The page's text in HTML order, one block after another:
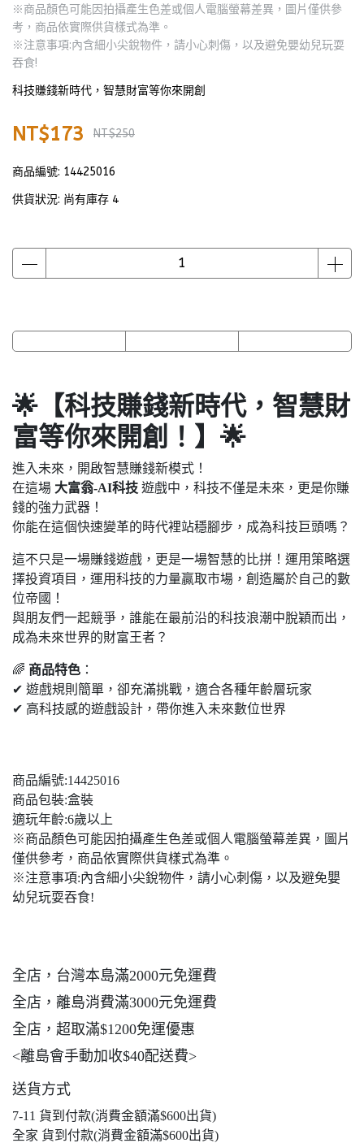
※商品顏色可能因拍攝產生色差或個人電腦螢幕差異，圖片僅供參
考，商品依實際供貨樣式為準。
※注意事項:內含細小尖銳物件，請小心刺傷，以及避免嬰幼兒玩耍
吞食!
科技賺錢新時代，智慧財富等你來開創
NT$173 NT$250
商品編號: 14425016
供貨狀況: 尚有庫存 4
🌟【科技賺錢新時代，智慧財
富等你來開創！】🌟
進入未來，開啟智慧賺錢新模式！
在這場 大富翁-AI科技 遊戲中，科技不僅是未來，更是你賺
錢的強力武器！
你能在這個快速變革的時代裡站穩腳步，成為科技巨頭嗎？
這不只是一場賺錢遊戲，更是一場智慧的比拼！運用策略選
擇投資項目，運用科技的力量贏取市場，創造屬於自己的數
位帝國！
與朋友們一起競爭，誰能在最前沿的科技浪潮中脫穎而出，
成為未來世界的財富王者？
🌈 商品特色 ：
✔ 遊戲規則簡單，卻充滿挑戰，適合各種年齡層玩家
✔ 高科技感的遊戲設計，帶你進入未來數位世界
商品編號:14425016
商品包裝:盒裝
適玩年齡:6歲以上
※商品顏色可能因拍攝產生色差或個人電腦螢幕差異，圖片
僅供參考，商品依實際供貨樣式為準。
※注意事項:內含細小尖銳物件，請小心刺傷，以及避免嬰
幼兒玩耍吞食!
全店，台灣本島滿2000元免運費
全店，離島消費滿3000元免運費
全店，超取滿$1200免運優惠
<離島會手動加收$40配送費>
送貨方式
7-11 貨到付款(消費金額滿$600出貨)
全家 貨到付款(消費金額滿$600出貨)